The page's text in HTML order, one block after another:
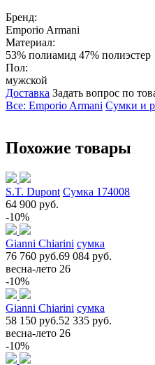
Бренд:
Emporio Armani
Материал:
53% полиамид 47% полиэстер
Пол:
мужской
Доставка Задать вопрос по
Все: Emporio Armani Сумки и
Похожие товары
S.T. Dupont Сумка 174008
64 900 руб.
-10%
Gianni Chiarini сумка
76 760 руб.69 084 руб.
весна-лето 26
-10%
Gianni Chiarini сумка
58 150 руб.52 335 руб.
весна-лето 26
-10%